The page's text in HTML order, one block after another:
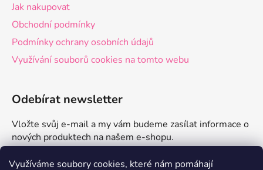
Využíváme soubory cookies, které nám pomáhají
Jak nakupovat
Obchodní podmínky
Podmínky ochrany osobních údajů
Využívání souborů cookies na tomto webu
Odebírat newsletter
Vložte svůj e-mail a my vám budeme zasílat informace o
nových produktech na našem e-shopu.
E-mail